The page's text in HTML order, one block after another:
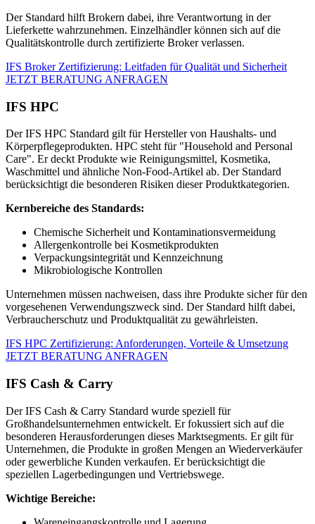
Der Standard hilft Brokern dabei, ihre Verantwortung in der
Lieferkette wahrzunehmen. Einzelhändler können sich auf die
Qualitätskontrolle durch zertifizierte Broker verlassen.
IFS Broker Zertifizierung: Leitfaden für Qualität und Sicherheit
JETZT BERATUNG ANFRAGEN
IFS HPC
Der IFS HPC Standard gilt für Hersteller von Haushalts- und
Körperpflegeprodukten. HPC steht für "Household and Personal
Care". Er deckt Produkte wie Reinigungsmittel, Kosmetika,
Waschmittel und ähnliche Non-Food-Artikel ab. Der Standard
berücksichtigt die besonderen Risiken dieser Produktkategorien.
Kernbereiche des Standards:
Chemische Sicherheit und Kontaminationsvermeidung
Allergenkontrolle bei Kosmetikprodukten
Verpackungsintegrität und Kennzeichnung
Mikrobiologische Kontrollen
Unternehmen müssen nachweisen, dass ihre Produkte sicher für den
vorgesehenen Verwendungszweck sind. Der Standard hilft dabei,
Verbraucherschutz und Produktqualität zu gewährleisten.
IFS HPC Zertifizierung: Anforderungen, Vorteile & Umsetzung
JETZT BERATUNG ANFRAGEN
IFS Cash & Carry
Der IFS Cash & Carry Standard wurde speziell für
Großhandelsunternehmen entwickelt. Er fokussiert sich auf die
besonderen Herausforderungen dieses Marktsegments. Er gilt für
Unternehmen, die Produkte in großen Mengen an Wiederverkäufer
oder gewerbliche Kunden verkaufen. Er berücksichtigt die
speziellen Lagerbedingungen und Vertriebswege.
Wichtige Bereiche: